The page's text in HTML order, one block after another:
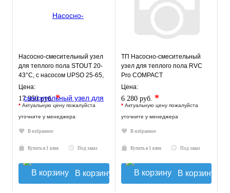
Насосно-смесительный узел
для теплого пола STOUT 20-
43°C, с насосом UPSO 25-65,
130 mm
Цена:
17 350 руб.*
* Актуальную цену пожалуйста
уточните у менеджера
В избранное
Купить в 1 клик Под заказ
В корзину
ТП Насосно-смесительный
узел для теплого пола RVC
Pro COMPACT
Цена:
6 280 руб. *
* Актуальную цену пожалуйста
уточните у менеджера
В избранное
Купить в 1 клик Под заказ
В корзину